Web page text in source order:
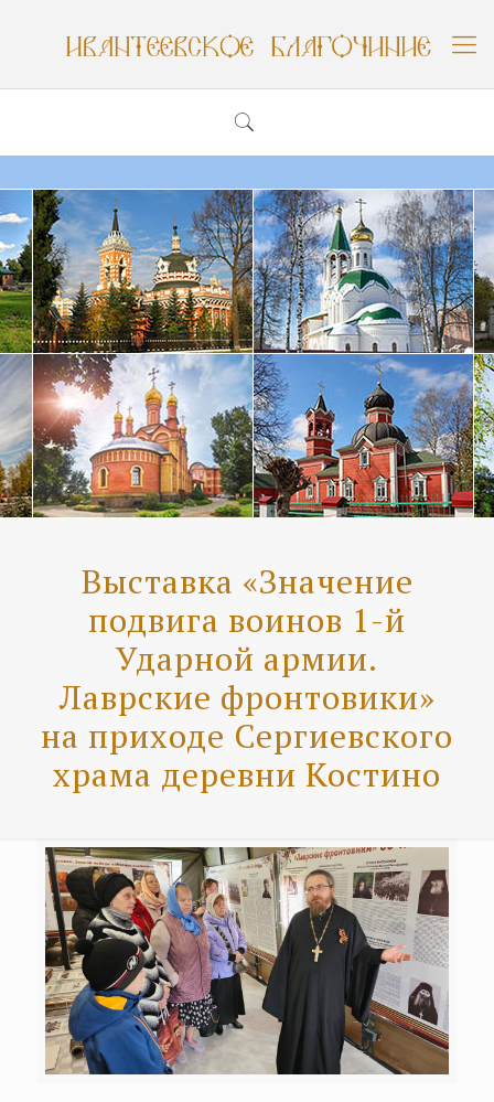
Выставка «Значение
подвига воинов 1-й
Ударной армии.
Лаврские фронтовики»
на приходе Сергиевского
храма деревни Костино